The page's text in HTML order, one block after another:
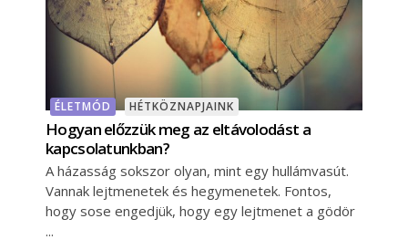
ÉLETMÓD HÉTKÖZNAPJAINK
Hogyan előzzük meg az eltávolodást a
kapcsolatunkban?
A házasság sokszor olyan, mint egy hullámvasút.
Vannak lejtmenetek és hegymenetek. Fontos,
hogy sose engedjük, hogy egy lejtmenet a gödör